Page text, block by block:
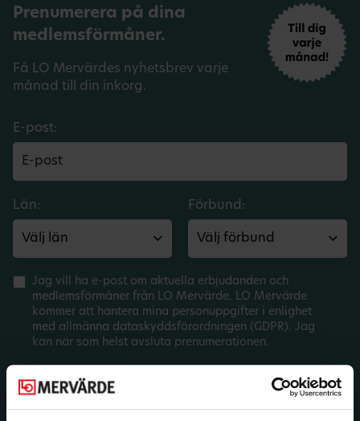
Prenumerera på dina
medlemsförmåner.
Få LO Mervärdes nyhetsbrev varje
månad till din inkorg.
E-post:
Län: Förbund:
Jag vill ha e-post om aktuella erbjudanden och
medlemsförmåner från LO Mervärde. LO Mervärde
kommer att hantera mina personuppgifter i enlighet
med allmänna dataskyddsförordningen (GDPR). Jag
kan när som helst avsluta prenumerationen.